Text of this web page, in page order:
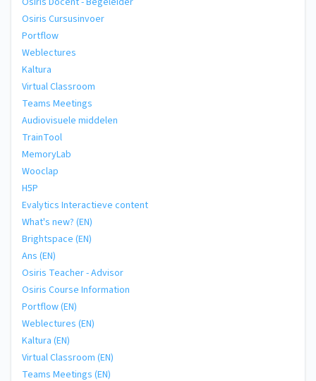
Osiris Cursusinvoer
Portflow
Weblectures
Kaltura
Virtual Classroom
Teams Meetings
Audiovisuele middelen
TrainTool
MemoryLab
Wooclap
H5P
Evalytics Interactieve content
What's new? (EN)
Brightspace (EN)
Ans (EN)
Osiris Teacher - Advisor
Osiris Course Information
Portflow (EN)
Weblectures (EN)
Kaltura (EN)
Virtual Classroom (EN)
Teams Meetings (EN)